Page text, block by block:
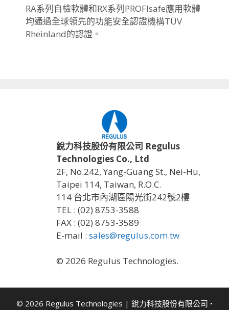
RA系列自檢軟體和RX系列PROFIsafe應用軟體
均通過全球領先的功能安全認證機構TÜV
Rheinland的認證。
銳力科技股份有限公司 Regulus
Technologies Co., Ltd
2F, No.242, Yang-Guang St., Nei-Hu,
Taipei 114, Taiwan, R.O.C.
114 台北市內湖區陽光街242號2樓
TEL : (02) 8753-3588
FAX : (02) 8753-3589
E-mail : sales@regulus.com.tw
© 2026 Regulus Technologies.
© 2026 Regulus Technologies | 銳力科技股份有限公司 •